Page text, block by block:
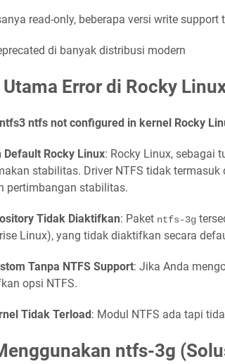
read-only, beberapa versi write support
di banyak distribusi modern
Error di Rocky
ntfs not configured in kernel Rocky
Default Rocky Linux: Rocky Linux, sebagai
stabilitas. Driver NTFS tidak
pertimbangan stabilitas.
Tidak Diaktifkan: Paket ntfs-3g
Linux), yang tidak diaktifkan secara
Tanpa NTFS Support: Jika Anda
opsi NTFS.
Tidak Terload: Modul NTFS ada tapi
ntfs-3g